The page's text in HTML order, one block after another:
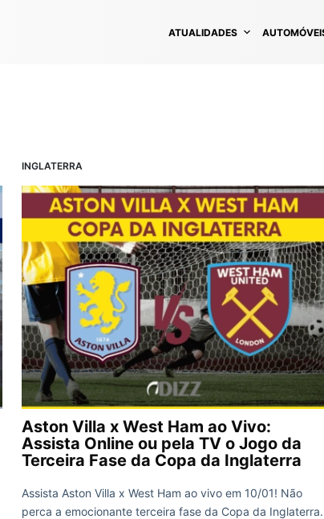
ATUALIDADES
INGLATERRA
Aston Villa x West Ham ao Vivo:
Assista Online ou pela TV o Jogo da
Terceira Fase da Copa da Inglaterra
Assista Aston Villa x West Ham ao vivo em 10/01! Não
perca a emocionante terceira fase da Copa da Inglaterra.